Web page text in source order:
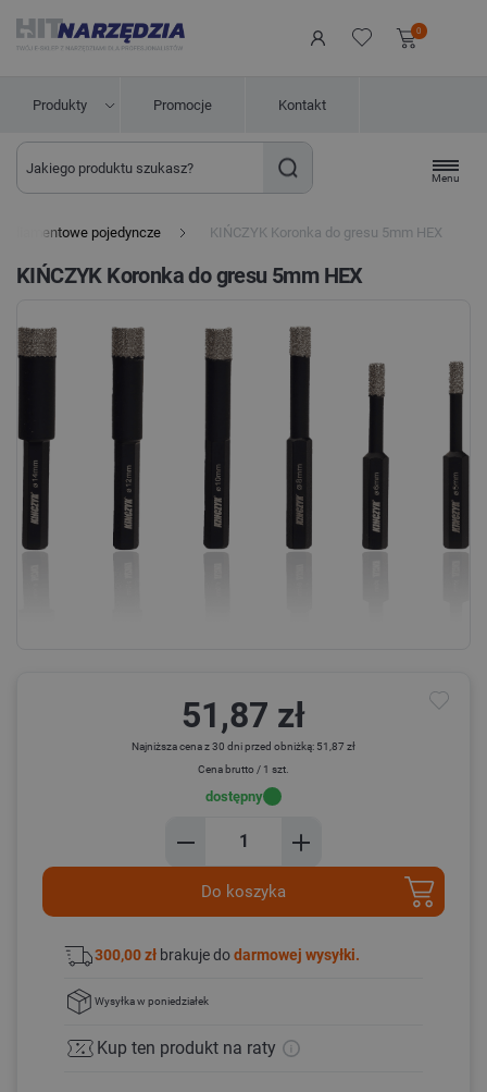
0
Produkty Promocje Kontakt
Menu
diamentowe pojedyncze KIŃCZYK Koronka do gresu 5mm HEX
KIŃCZYK Koronka do gresu 5mm HEX
51,87 zł
Najniższa cena z 30 dni przed obniżką: 51,87 zł
Cena brutto / 1 szt.
dostępny
Do koszyka
300,00 zł brakuje dodarmowej wysyłki.
Wysyłkaw poniedziałek
Kup ten produkt na raty